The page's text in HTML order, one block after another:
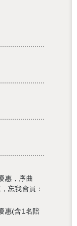
惠，序曲
忘我會員：
惠(含1名陪